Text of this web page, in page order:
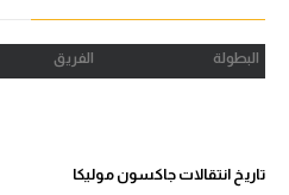
الدوري المصري
الدوري الإنجليزي الممتاز
الدوري الإيطالي
البطولة الفريق
تاريخ انتقالات جاكسون موليكا